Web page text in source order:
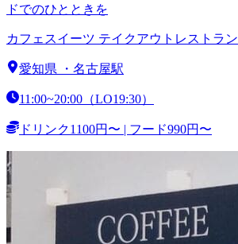
ドでのひとときを
カフェ スイーツ テイクアウト レストラン
愛知県 ・ 名古屋駅
11:00~20:00（LO19:30）
ドリンク1100円〜 | フード990円〜